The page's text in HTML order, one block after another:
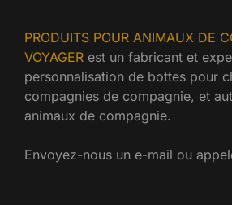
PRODUITS POUR ANIMAUX DE
VOYAGER est un fabricant et
personnalisation de bottes pour
compagnies de compagnie, et
animaux de compagnie.
Envoyez-nous un e-mail ou